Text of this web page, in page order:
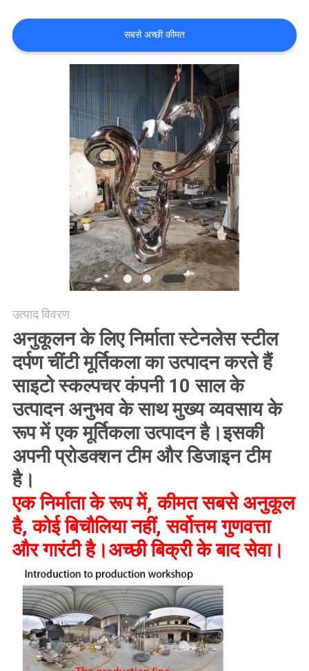
हमसे
संपर्क
PRIVACY
POLICY
सबसे अच्छी कीमत
उत्पाद विवरण
अनुकूलन के लिए निर्माता स्टेनलेस स्टील
दर्पण चींटी मूर्तिकला का उत्पादन करते हैं
साइटो स्कल्पचर कंपनी 10 साल के
उत्पादन अनुभव के साथ मुख्य व्यवसाय के
रूप में एक मूर्तिकला उत्पादन है।इसकी
अपनी प्रोडक्शन टीम और डिजाइन टीम
है।
एक निर्माता के रूप में, कीमत सबसे अनुकूल
है, कोई बिचौलिया नहीं, सर्वोत्तम गुणवत्ता
और गारंटी है।अच्छी बिक्री के बाद सेवा।